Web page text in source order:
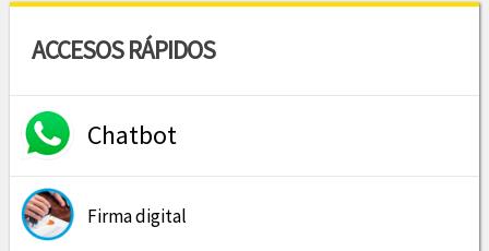
ACCESOS RÁPIDOS
Chatbot
Firma digital